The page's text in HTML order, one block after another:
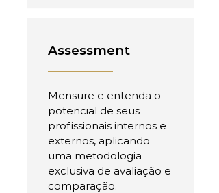
Assessment
Mensure e entenda o
potencial de seus
profissionais internos e
externos, aplicando
uma metodologia
exclusiva de avaliação e
comparação.